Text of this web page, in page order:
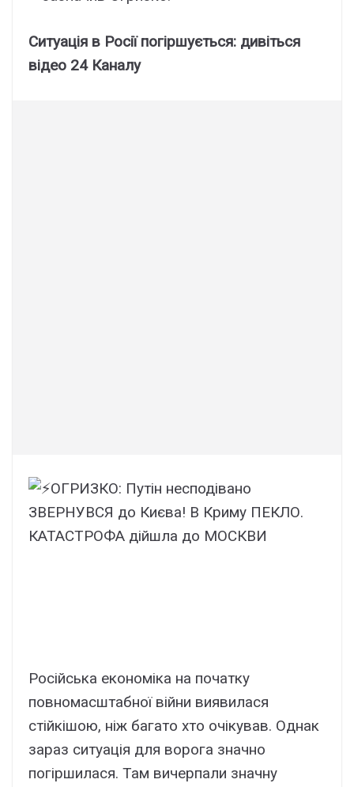
Ситуація в Росії погіршується: дивіться
відео 24 Каналу
Російська економіка на початку
повномасштабної війни виявилася
стійкішою, ніж багато хто очікував. Однак
зараз ситуація для ворога значно
погіршилася. Там вичерпали значну